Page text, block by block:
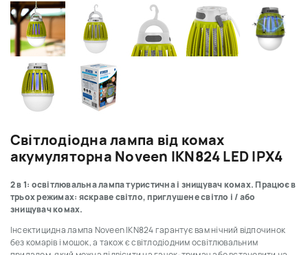
Світлодіодна лампа від комах
акумуляторна Noveen IKN824 LED IPХ4
2 в 1: освітлювальна лампа туристична і знищувач комах. Працює в
трьох режимах: яскраве світло, приглушене світло і / або
знищувач комах.
Інсектицидна лампа Noveen IKN824 гарантує вам нічний відпочинок
без комарів і мошок, а також є світлодіодним освітлювальним